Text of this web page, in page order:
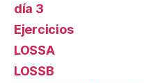
día 3
Ejercicios
LOSSA
LOSSB